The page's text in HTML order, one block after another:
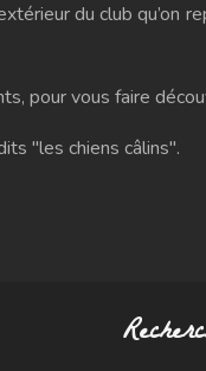
du club
pour vous faire
"les chiens câlins".